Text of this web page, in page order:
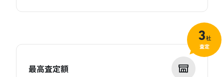
最高査定額
3社
査定